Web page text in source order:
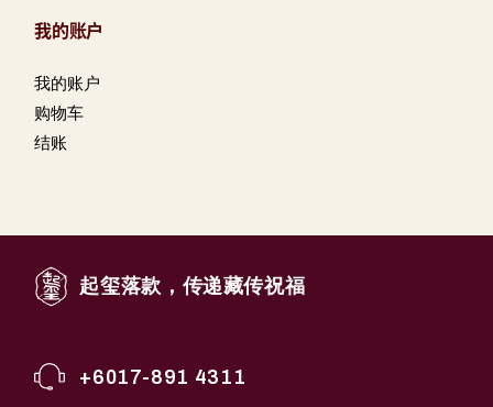
我的账户
我的账户
购物车
结账
起玺落款，传递藏传祝福
+6017-891 4311